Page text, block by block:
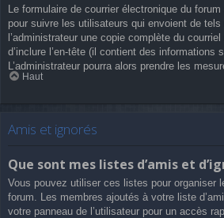
Le formulaire de courrier électronique du
pour suivre les utilisateurs qui envoient de
l’administrateur une copie complète du
d’inclure l’en-tête (il contient des informations
L’administrateur pourra alors prendre les
Haut
Amis et ignorés
Que sont mes listes d’amis et
Vous pouvez utiliser ces listes pour organiser
forum. Les membres ajoutés à votre liste
votre panneau de l’utilisateur pour un accès